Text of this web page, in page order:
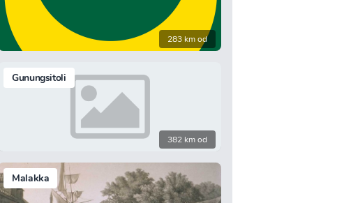
283 km od
Gunungsitoli
382 km od
Malakka